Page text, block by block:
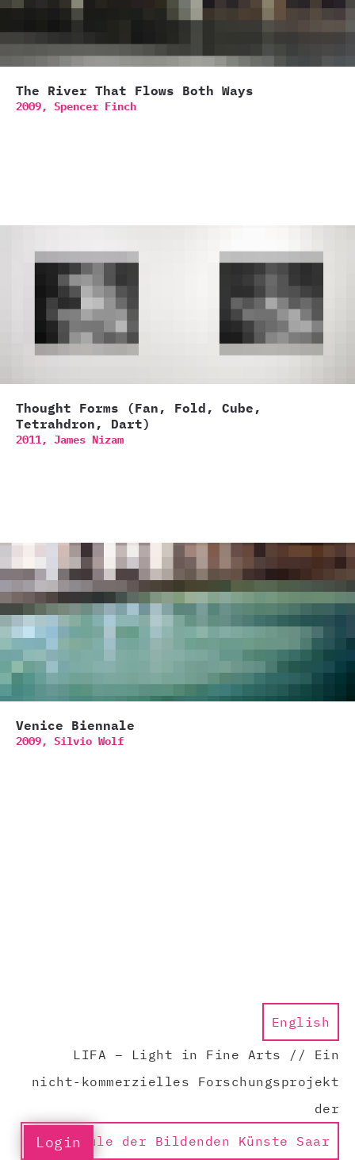
The River That Flows Both Ways
2009, Spencer Finch
Thought Forms (Fan, Fold, Cube,
Tetrahdron, Dart)
2011, James Nizam
Venice Biennale
2009, Silvio Wolf
English
LIFA – Light in Fine Arts // Ein
nicht-kommerzielles Forschungsprojekt
der
Hochschule der Bildenden Künste Saar
Login